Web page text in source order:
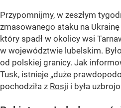
Przypomnijmy, w zeszłym
zmasowanego ataku na
który spadł w okolicy wsi
w województwie lubelskim.
od polskiej granicy. Jak
Tusk, istnieje „duże
pochodziła z Rosji i była